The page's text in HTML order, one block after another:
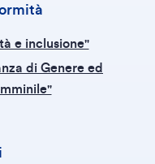
e inclusione"
di Genere ed